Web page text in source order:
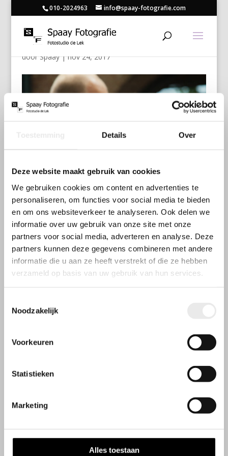
Details Over
Deze website maakt gebruik van cookies
We gebruiken cookies om content en advertenties te
personaliseren, om functies voor social media te bieden
en om ons websiteverkeer te analyseren. Ook delen we
informatie over uw gebruik van onze site met onze
partners voor social media, adverteren en analyse. Deze
partners kunnen deze gegevens combineren met andere
informatie die u aan ze heeft verstrekt of die ze hebben
verzameld op basis van uw gebruik van hun services.
Noodzakelijk
Voorkeuren
Statistieken
Marketing
Alles toestaan
010-2024963 info@spaay-fotografie.com
Huwelijk
doorSpaay|nov 24, 2017
Openingstijden
Contactgegevens